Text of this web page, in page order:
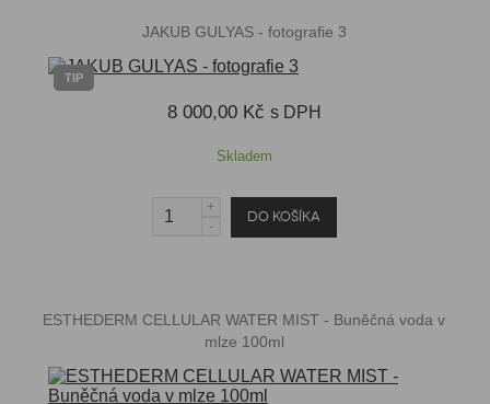
JAKUB GULYAS - fotografie 3
TIP
8 000,00 Kč s DPH
Skladem
ESTHEDERM CELLULAR WATER MIST - Buněčná voda v
mlze 100ml